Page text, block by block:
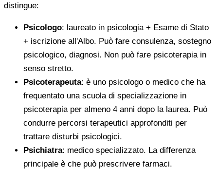
distingue:
Psicologo: laureato in psicologia + Esame di Stato
+ iscrizione all'Albo. Può fare consulenza, sostegno
psicologico, diagnosi. Non può fare psicoterapia in
senso stretto.
Psicoterapeuta: è uno psicologo o medico che ha
frequentato una scuola di specializzazione in
psicoterapia per almeno 4 anni dopo la laurea. Può
condurre percorsi terapeutici approfonditi per
trattare disturbi psicologici.
Psichiatra: medico specializzato. La differenza
principale è che può prescrivere farmaci.